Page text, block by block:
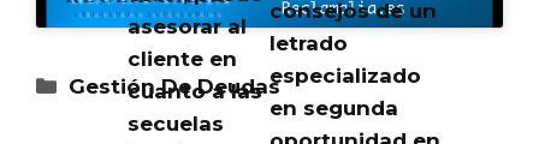
asesorar al
cliente en
cuanto a las
secuelas
consejos de un
letrado
especializado
en segunda
Categorías
Gestión De Deudas